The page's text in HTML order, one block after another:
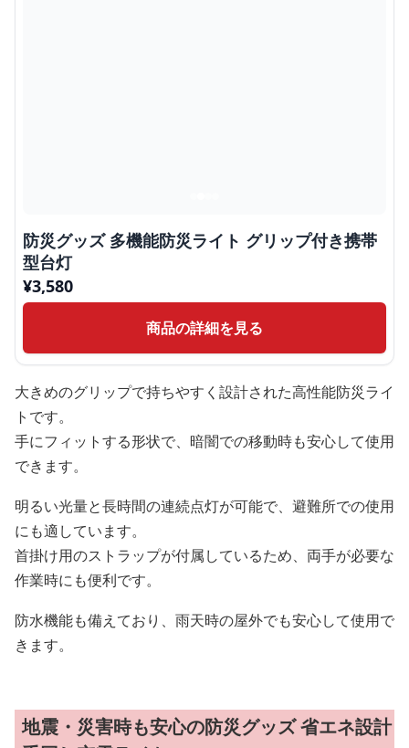
防災グッズ 多機能防災ライト グリップ付き携帯
型台灯
¥3,580
商品の詳細を見る
大きめのグリップで持ちやすく設計された高性能防災ライ
トです。
手にフィットする形状で、暗闇での移動時も安心して使用
できます。
明るい光量と長時間の連続点灯が可能で、避難所での使用
にも適しています。
首掛け用のストラップが付属しているため、両手が必要な
作業時にも便利です。
防水機能も備えており、雨天時の屋外でも安心して使用で
きます。
地震・災害時も安心の防災グッズ 省エネ設計